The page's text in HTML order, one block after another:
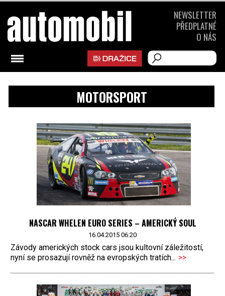
MOTORSPORT
NASCAR WHELEN EURO SERIES – AMERICKÝ SOUL
16.04.2015 06:20
Závody amerických stock cars jsou kultovní záležitostí,
nyní se prosazují rovněž na evropských tratích... >>
NEWSLETTER
PŘEDPLATNÉ
O NÁS